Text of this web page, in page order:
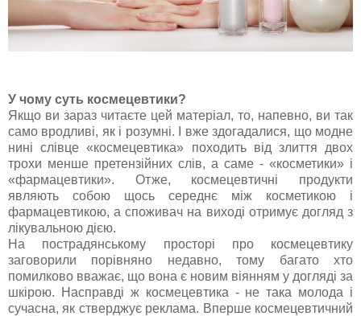
У чому суть космецевтики?
Якщо ви зараз читаєте цей матеріал, то, напевно, ви так
само вродливі, як і розумні. І вже здогадалися, що модне
нині слівце «космецевтика» походить від злиття двох
трохи менше претензійних слів, а саме - «косметики» і
«фармацевтики». Отже, космецевтичні продукти
являють собою щось середнє між косметикою і
фармацевтикою, а споживач на виході отримує догляд з
лікувальною дією.
На пострадянському просторі про космецевтику
заговорили порівняно недавно, тому багато хто
помилково вважає, що вона є новим віянням у догляді за
шкірою. Насправді ж космецевтика - не така молода і
сучасна, як стверджує реклама. Вперше космецевтичний